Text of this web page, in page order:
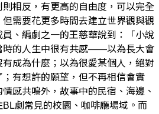
相反，有更高的自由度，可以完全
需要花更多時間去建立世界觀與觀
、編劇之一的王慈華說到：「小說
時的人生中很有共感——以為長大會
成為什麼；以為很愛某個人，絕對
有想許的願望，但不再相信會實
感共鳴外，故事中的民宿、海邊、
劇常見的校園、咖啡廳場域。而